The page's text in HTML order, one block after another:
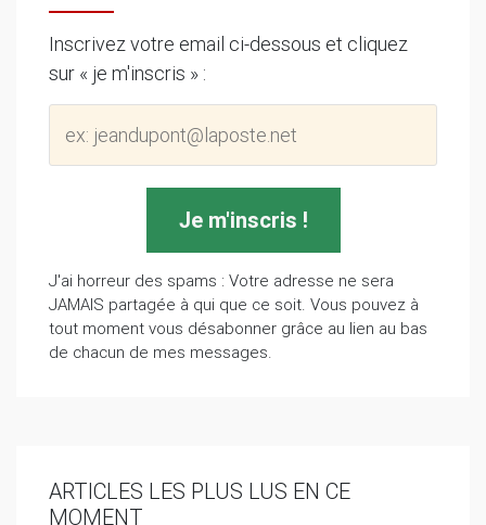
Inscrivez votre email ci-dessous et cliquez
sur « je m'inscris » :
J'ai horreur des spams : Votre adresse ne sera
JAMAIS partagée à qui que ce soit. Vous pouvez à
tout moment vous désabonner grâce au lien au bas
de chacun de mes messages.
ARTICLES LES PLUS LUS EN CE
MOMENT